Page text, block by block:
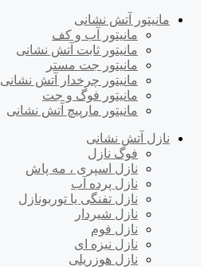
مانیتور آتش نشانی
مانیتور آب و کف
مانیتور ثابت آتش نشانی
مانیتور جت مستر
مانیتور چرخدار آتش نشانی
مانیتور فوگ و جت
مانیتور مارپیچ آتش نشانی
نازل آتش نشانی
فوگ نازل
نازل اسپری ، مه پاش
نازل پرده آب
نازل تفنگی یا توربونازل
نازل شیردار
نازل فوم
نازل نیزه ای
نازل هوزریلی